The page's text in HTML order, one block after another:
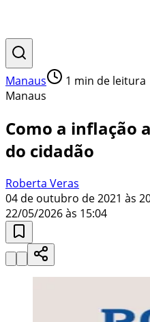
Manaus 1 min de leitura
Manaus
Como a inflação
do cidadão
Roberta Veras
04 de outubro de 2021 às
22/05/2026 às 15:04